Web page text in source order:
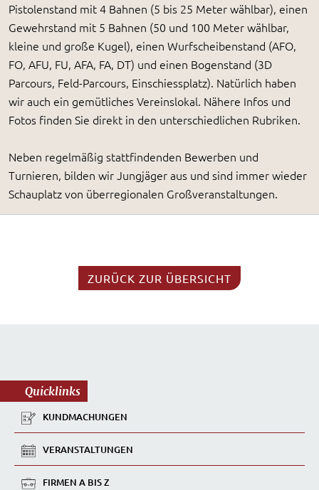
Pistolenstand mit 4 Bahnen (5 bis 25 Meter wählbar), einen
Gewehrstand mit 5 Bahnen (50 und 100 Meter wählbar,
kleine und große Kugel), einen Wurfscheibenstand (AFO,
FO, AFU, FU, AFA, FA, DT) und einen Bogenstand (3D
Parcours, Feld-Parcours, Einschiessplatz). Natürlich haben
wir auch ein gemütliches Vereinslokal. Nähere Infos und
Fotos finden Sie direkt in den unterschiedlichen Rubriken.
Neben regelmäßig stattfindenden Bewerben und
Turnieren, bilden wir Jungjäger aus und sind immer wieder
Schauplatz von überregionalen Großveranstaltungen.
ZURÜCK ZUR ÜBERSICHT
Quicklinks
KUNDMACHUNGEN
VERANSTALTUNGEN
FIRMEN A BIS Z